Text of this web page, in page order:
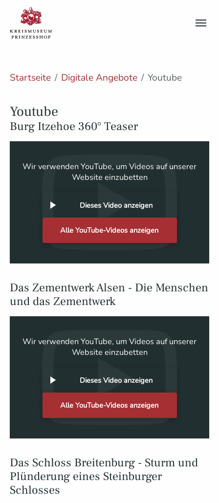
Skip to main content
Skip to page footer
You are here:
Startseite Digitale Angebote Youtube
Youtube
Burg Itzehoe 360° Teaser
Wir verwenden YouTube, um Videos auf unserer
Website einzubetten
Dieses Video anzeigen
Alle YouTube-Videos anzeigen
Das Zementwerk Alsen - Die Menschen
und das Zementwerk
Wir verwenden YouTube, um Videos auf unserer
Website einzubetten
Dieses Video anzeigen
Alle YouTube-Videos anzeigen
Das Schloss Breitenburg - Sturm und
Plünderung eines Steinburger
Schlosses